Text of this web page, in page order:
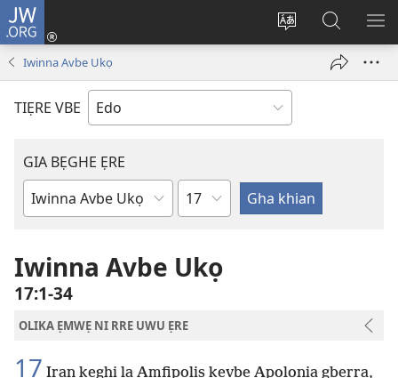
JW.ORG
Fie
ọghe
wẹbsaiti
Lọg
window)
Gualọ
JW.ORG
Iwinna Avbe Ukọ
TIẸRE VBE
GIA BẸGHE ẸRE
Ebe
Baibol
Uhunmwu
Ebe
Iwinna Avbe Ukọ
17:1-34
OLIKA ẸMWẸ NI RRE UWU ẸRE
17 Iran keghi la Amfipolis kevbe Apolonia gberra,